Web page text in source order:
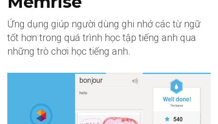
Ứng dụng giúp người dùng ghi nhớ các từ ngữ
tốt hơn trong quá trình học tập tiếng anh qua
những trò chơi học tiếng anh.